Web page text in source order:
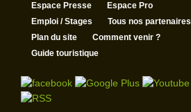
Espace Presse
Espace Pro
Emploi / Stages
Tous nos partenaires
Plan du site
Comment venir ?
Guide touristique